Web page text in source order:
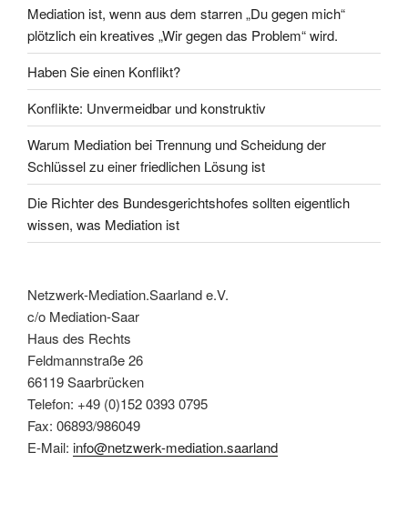
Mediation ist, wenn aus dem starren „Du gegen mich“
plötzlich ein kreatives „Wir gegen das Problem“ wird.
Haben Sie einen Konflikt?
Konflikte: Unvermeidbar und konstruktiv
Warum Mediation bei Trennung und Scheidung der
Schlüssel zu einer friedlichen Lösung ist
Die Richter des Bundesgerichtshofes sollten eigentlich
wissen, was Mediation ist
Netzwerk-Mediation.Saarland e.V.
c/o Mediation-Saar
Haus des Rechts
Feldmannstraße 26
66119 Saarbrücken
Telefon: +49 (0)152 0393 0795
Fax: 06893/986049
E-Mail: info@netzwerk-mediation.saarland